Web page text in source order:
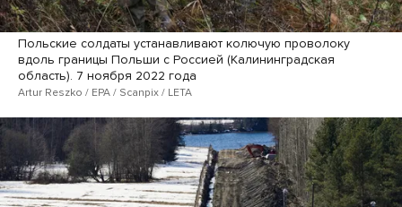
Польские солдаты устанавливают колючую проволоку
вдоль границы Польши с Россией (Калининградская
область). 7 ноября 2022 года
Artur Reszko / EPA / Scanpix / LETA